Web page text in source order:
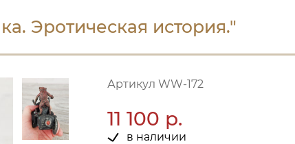
Эротическая история."
Артикул WW-172
11 100 р.
в наличии